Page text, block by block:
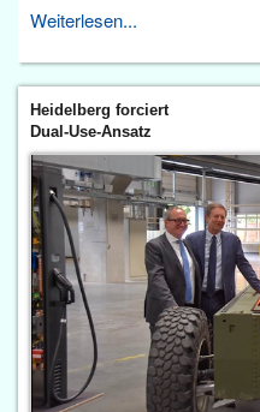
Weiterlesen...
Heidelberg forciert
Dual-Use-Ansatz